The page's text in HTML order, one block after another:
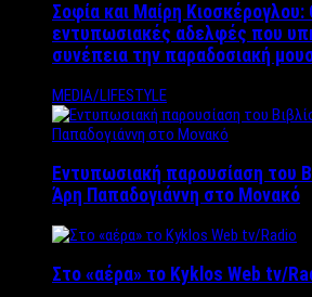
Σοφία και Μαίρη Κιοσκέρογλου:
εντυπωσιακές αδελφές που
συνέπεια την παραδοσιακή
MEDIA/LIFESTYLE
Εντυπωσιακή παρουσίαση του
Άρη Παπαδογιάννη στο Μονακό
Στο «αέρα» το Kyklos Web tv/